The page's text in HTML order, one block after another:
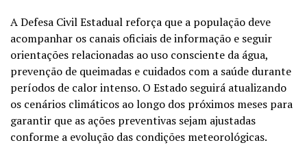
A Defesa Civil Estadual reforça que a população deve
acompanhar os canais oficiais de informação e seguir
orientações relacionadas ao uso consciente da água,
prevenção de queimadas e cuidados com a saúde durante
períodos de calor intenso. O Estado seguirá atualizando
os cenários climáticos ao longo dos próximos meses para
garantir que as ações preventivas sejam ajustadas
conforme a evolução das condições meteorológicas.